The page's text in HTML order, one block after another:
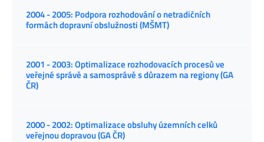
2004 - 2005: Podpora rozhodování o netradičních
formách dopravní obslužnosti (MŠMT)
2001 - 2003: Optimalizace rozhodovacích procesů ve
veřejné správě a samosprávě s důrazem na regiony (GA
ČR)
2000 - 2002: Optimalizace obsluhy územních celků
veřejnou dopravou (GA ČR)